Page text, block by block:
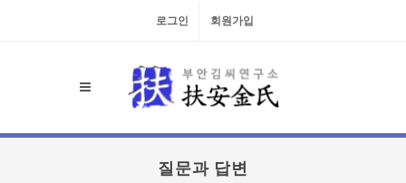
로그인 회원가입
질문과 답변